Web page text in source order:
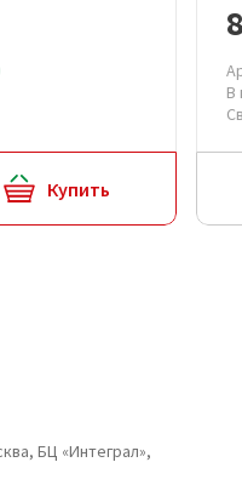
Купить
В
БЦ «Интеграл»,